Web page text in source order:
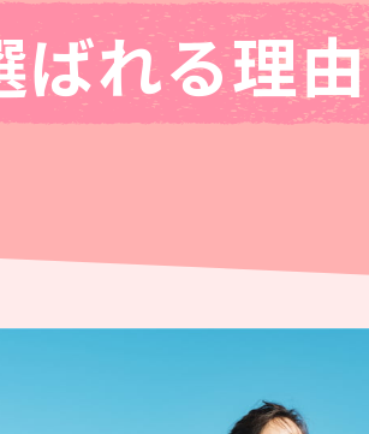
ばれる理由